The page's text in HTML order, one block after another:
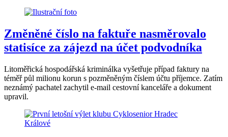
Změněné číslo na faktuře nasměrovalo
statisíce za zájezd na účet podvodníka
Litoměřická hospodářská kriminálka vyšetřuje případ faktury na
téměř půl milionu korun s pozměněným číslem účtu příjemce. Zatím
neznámý pachatel zachytil e-mail cestovní kanceláře a dokument
upravil.